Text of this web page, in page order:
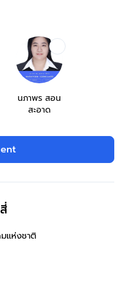
นภาพร สอน
สะอาด
แห่งชาติ